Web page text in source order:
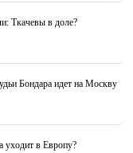
Ткачевы в доле?
Бондара идет на Москву
уходит в Европу?